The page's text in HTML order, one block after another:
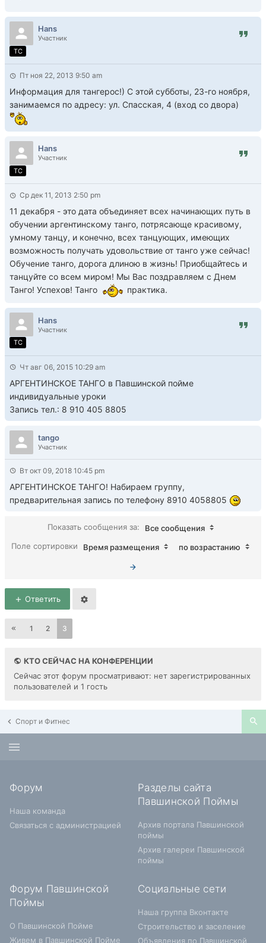
Hans
Участник
TC
Пт ноя 22, 2013 9:50 am
Информация для тангерос!) С этой субботы, 23-го ноября,
занимаемся по адресу: ул. Спасская, 4 (вход со двора)
Hans
Участник
TC
Ср дек 11, 2013 2:50 pm
11 декабря - это дата объединяет всех начинающих путь в
обучении аргентинскому танго, потрясающе красивому,
умному танцу, и конечно, всех танцующих, имеющих
возможность получать удовольствие от танго уже сейчас!
Обучение танго, дорога длиною в жизнь! Приобщайтесь и
танцуйте со всем миром! Мы Вас поздравляем с Днем
Танго! Успехов! Танго
практика.
Hans
Участник
TC
Чт авг 06, 2015 10:29 am
АРГЕНТИНСКОЕ ТАНГО в Павшинской пойме
индивидуальные уроки
Запись тел.: 8 910 405 8805
tango
Участник
Вт окт 09, 2018 10:45 pm
АРГЕНТИНСКОЕ ТАНГО! Набираем группу,
предварительная запись по телефону 8910 4058805
Показать сообщения за:
Все сообщения
Поле сортировки
Время размещения по возрастанию
Ответить
1 2 3
КТО СЕЙЧАС НА КОНФЕРЕНЦИИ
Сейчас этот форум просматривают: нет зарегистрированных
пользователей и 1 гость
Спорт и Фитнес
Форум
Наша команда
Связаться с администрацией
Разделы сайта
Павшинской Поймы
Архив портала Павшинской
поймы
Архив галереи Павшинской
поймы
Форум Павшинской
Поймы
О Павшинской Пойме
Живем в Павшинской Пойме
Социальные сети
Наша группа Вконтакте
Строительство и заселение
Объявления по Павшинской